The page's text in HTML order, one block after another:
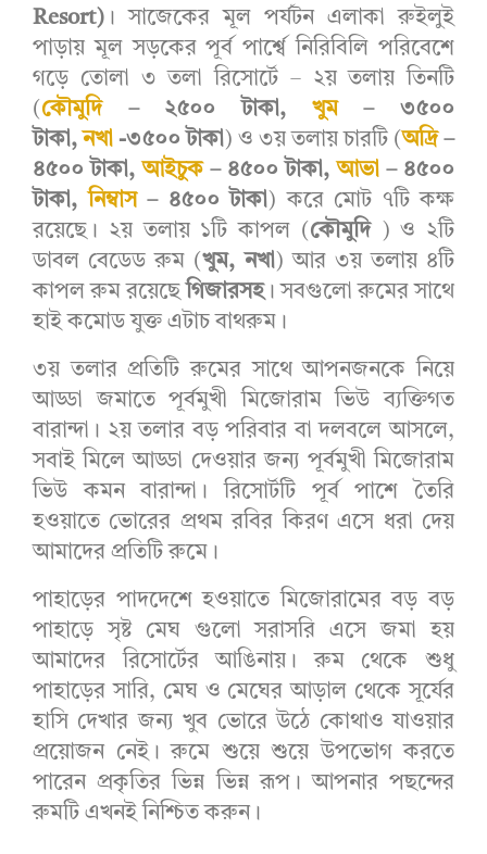
Resort) । সাজেকের মূল পর্যটন এলাকা রুইলুই
পাড়ায় মূল সড়কের পূর্ব পার্শ্বে নিরিবিলি পরিবেশে
গড়ে তোলা ৩ তলা রিসোর্টে – ২য় তলায় তিনটি
( কৌমুদি– ২৫০০ টাকা, খুম– ৩৫০০
টাকা, নখা -৩৫০০ টাকা) ও ৩য় তলায় চারটি (অদ্রি–
৪৫০০ টাকা, আইচুক– ৪৫০০ টাকা, আভা– ৪৫০০
টাকা, নিম্বাস– ৪৫০০ টাকা) করে মোট ৭টি কক্ষ
রয়েছে। ২য় তলায় ১টি কাপল ( কৌমুদি
) ও ২টি
ডাবল বেডেড রুম (খুম, নখা) আর ৩য় তলায় ৪টি
কাপল রুম রয়েছে গিজারসহ। সবগুলো রুমের সাথে
হাই কমোড যুক্ত এটাচ বাথরুম।
৩য় তলার প্রতিটি রুমের সাথে আপনজনকে নিয়ে
আড্ডা জমাতে পূর্বমুখী মিজোরাম ভিউ ব্যক্তিগত
বারান্দা। ২য় তলার বড় পরিবার বা দলবলে আসলে,
সবাই মিলে আড্ডা দেওয়ার জন্য পূর্বমুখী মিজোরাম
ভিউ কমন বারান্দা। রিসোর্টটি পূর্ব পাশে তৈরি
হওয়াতে ভোরের প্রথম রবির কিরণ এসে ধরা দেয়
আমাদের প্রতিটি রুমে।
পাহাড়ের পাদদেশে হওয়াতে মিজোরামের বড় বড়
পাহাড়ে সৃষ্ট মেঘ গুলো সরাসরি এসে জমা হয়
আমাদের রিসোর্টের আঙিনায়। রুম থেকে শুধু
পাহাড়ের সারি, মেঘ ও মেঘের আড়াল থেকে সূর্যের
হাসি দেখার জন্য খুব ভোরে উঠে কোথাও যাওয়ার
প্রয়োজন নেই। রুমে শুয়ে শুয়ে উপভোগ করতে
পারেন প্রকৃতির ভিন্ন ভিন্ন রূপ। আপনার পছন্দের
রুমটি এখনই নিশ্চিত করুন।